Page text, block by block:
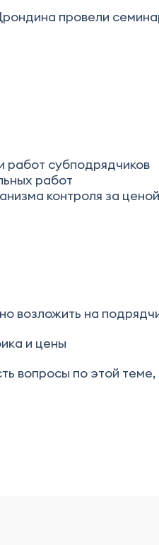
провели
работ субподрядчиков
работ
контроля за ценой
возложить на
и цены
вопросы по этой